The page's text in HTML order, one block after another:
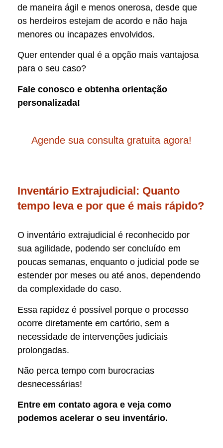
de maneira ágil e menos onerosa, desde que
os herdeiros estejam de acordo e não haja
menores ou incapazes envolvidos.
Quer entender qual é a opção mais vantajosa
para o seu caso?
Fale conosco e obtenha orientação
personalizada!
Agende sua consulta gratuita agora!
Inventário Extrajudicial: Quanto
tempo leva e por que é mais rápido?
O inventário extrajudicial é reconhecido por
sua agilidade, podendo ser concluído em
poucas semanas, enquanto o judicial pode se
estender por meses ou até anos, dependendo
da complexidade do caso.
Essa rapidez é possível porque o processo
ocorre diretamente em cartório, sem a
necessidade de intervenções judiciais
prolongadas.
Não perca tempo com burocracias
desnecessárias!
Entre em contato agora e veja como
podemos acelerar o seu inventário.